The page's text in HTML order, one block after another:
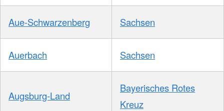
Aue-Schwarzenberg Sachsen
Auerbach Sachsen
Augsburg-Land
Bayerisches Rotes
Kreuz